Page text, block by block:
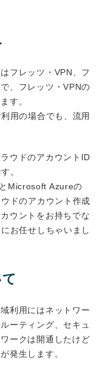
フレッツ・VPN、フ
、フレッツ・VPNの
す。
用の場合でも、流用
ウドのアカウントID
。
Microsoft Azureの
ドのアカウント作成
ウントをお持ちでな
お任せしちゃいまし
利用にはネットワー
ーティング、セキュ
ークは開通したけど
発生します。